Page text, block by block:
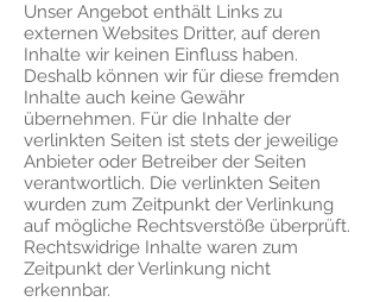
Unser Angebot enthält Links zu
externen Websites Dritter, auf deren
Inhalte wir keinen Einfluss haben.
Deshalb können wir für diese fremden
Inhalte auch keine Gewähr
übernehmen. Für die Inhalte der
verlinkten Seiten ist stets der jeweilige
Anbieter oder Betreiber der Seiten
verantwortlich. Die verlinkten Seiten
wurden zum Zeitpunkt der Verlinkung
auf mögliche Rechtsverstöße überprüft.
Rechtswidrige Inhalte waren zum
Zeitpunkt der Verlinkung nicht
erkennbar.